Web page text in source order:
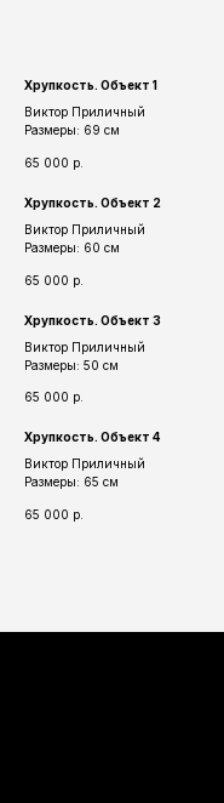
Хрупкость. Объект 1
Виктор Приличный
Размеры: 69 см
65 000 р.
Хрупкость. Объект 2
Виктор Приличный
Размеры: 60 см
65 000 р.
Хрупкость. Объект 3
Виктор Приличный
Размеры: 50 см
65 000 р.
Хрупкость. Объект 4
Виктор Приличный
Размеры: 65 см
65 000 р.